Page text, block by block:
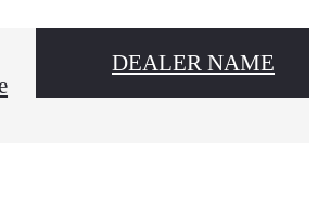
DEALER NAME